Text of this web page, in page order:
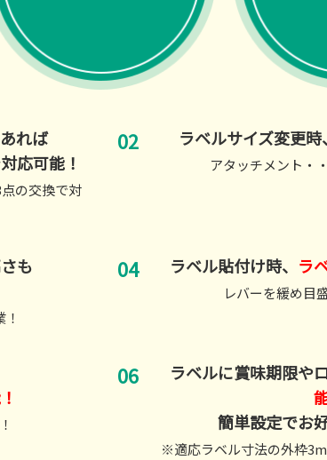
れば
応可能！
の交換で対
ラベルサイズ変更時、
アタッチメント・
も
ラベル貼付け時、 ラ
レバーを緩め目
ラベルに賞味期限や
簡単設定でお
※適応ラベル寸法の外枠